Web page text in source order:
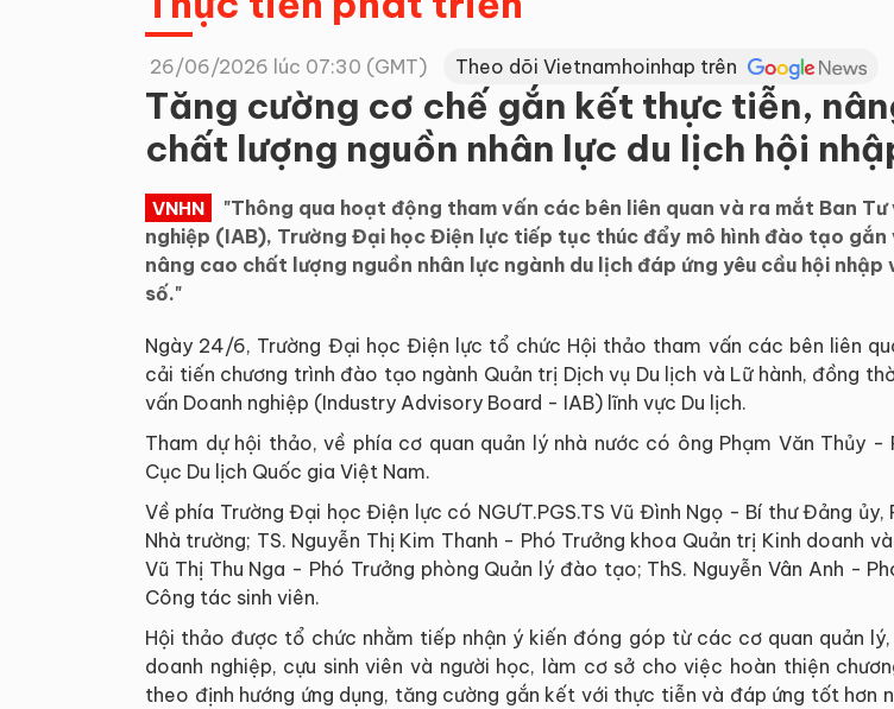
26/06/2026 lúc 07:30 (GMT) Theo dõi Vietnamhoinhap trên
Tăng cường cơ chế gắn kết thực tiễn,
chất lượng nguồn nhân lực du lịch hội
VNHN
"Thông qua hoạt động tham vấn các bên liên quan và ra mắt Ban Tư
nghiệp (IAB), Trường Đại học Điện lực tiếp tục thúc đẩy mô hình đào tạo
nâng cao chất lượng nguồn nhân lực ngành du lịch đáp ứng yêu cầu hội nhập
số."
Ngày 24/6, Trường Đại học Điện lực tổ chức Hội thảo tham vấn các bên liên
cải tiến chương trình đào tạo ngành Quản trị Dịch vụ Du lịch và Lữ hành, đồng
vấn Doanh nghiệp (Industry Advisory Board - IAB) lĩnh vực Du lịch.
Tham dự hội thảo, về phía cơ quan quản lý nhà nước có ông Phạm Văn Thủy -
Cục Du lịch Quốc gia Việt Nam.
Về phía Trường Đại học Điện lực có NGƯT.PGS.TS Vũ Đình Ngọ - Bí thư Đảng ủy,
Nhà trường; TS. Nguyễn Thị Kim Thanh - Phó Trưởng khoa Quản trị Kinh doanh và
Vũ Thị Thu Nga - Phó Trưởng phòng Quản lý đào tạo; ThS. Nguyễn Vân Anh -
Công tác sinh viên.
Hội thảo được tổ chức nhằm tiếp nhận ý kiến đóng góp từ các cơ quan quản
doanh nghiệp, cựu sinh viên và người học, làm cơ sở cho việc hoàn thiện
theo định hướng ứng dụng, tăng cường gắn kết với thực tiễn và đáp ứng tốt hơn